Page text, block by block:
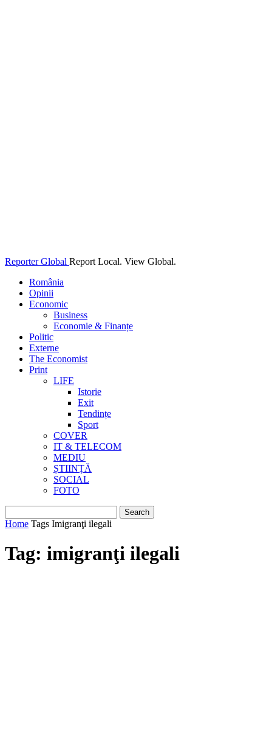
Reporter Global Report Local. View Global.
România
Opinii
Economic
Business
Economie & Finanțe
Politic
Externe
The Economist
Print
LIFE
Istorie
Exit
Tendințe
Sport
COVER
IT & TELECOM
MEDIU
ȘTIINȚĂ
SOCIAL
FOTO
Home Tags Imigranţi ilegali
Tag: imigranţi ilegali